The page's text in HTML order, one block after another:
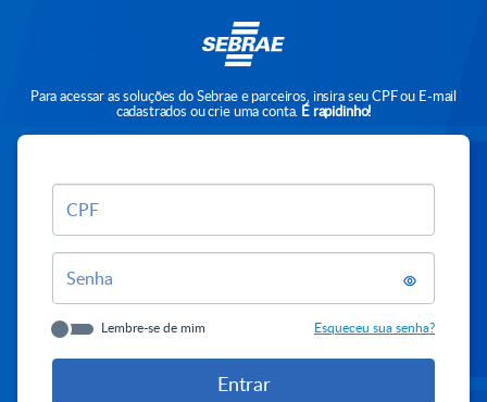
Para acessar as soluções do Sebrae e parceiros, insira seu CPF ou E-mail
cadastrados ou crie uma conta. É rapidinho!
CPF
Senha
Lembre-se de mim Esqueceu sua senha?